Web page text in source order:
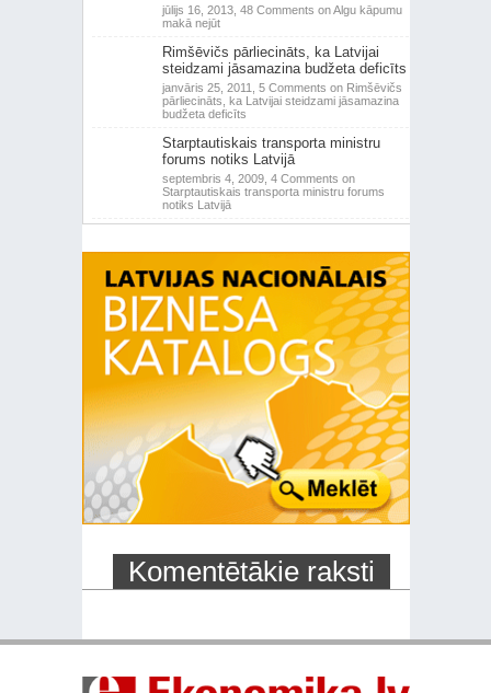
jūlijs 16, 2013, 48 Comments on Algu kāpumu
makā nejūt
Rimšēvičs pārliecināts, ka Latvijai
steidzami jāsamazina budžeta deficīts
janvāris 25, 2011, 5 Comments on Rimšēvičs
pārliecināts, ka Latvijai steidzami jāsamazina
budžeta deficīts
Starptautiskais transporta ministru
forums notiks Latvijā
septembris 4, 2009, 4 Comments on
Starptautiskais transporta ministru forums
notiks Latvijā
Komentētākie raksti